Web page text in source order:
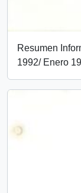
Resumen
1992/ Enero